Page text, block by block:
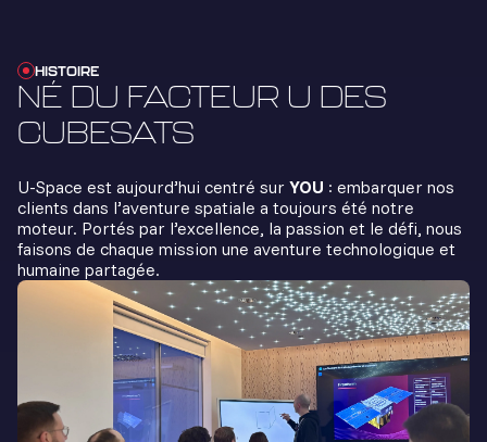
HISTOIRE
NÉ DU FACTEUR U DES
CUBESATS
U-Space est aujourd’hui centré sur YOU : embarquer nos
clients dans l’aventure spatiale a toujours été notre
moteur. Portés par l’excellence, la passion et le défi, nous
faisons de chaque mission une aventure technologique et
humaine partagée.